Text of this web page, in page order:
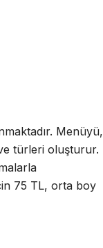
Menüyü,
türleri oluşturur.
75 TL, orta boy